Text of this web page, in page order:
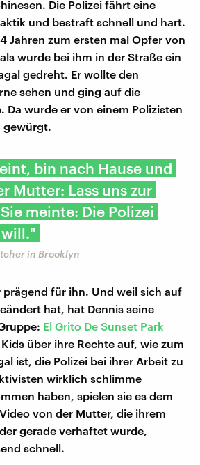
Die Polizei fährt eine
und bestraft schnell und hart.
Jahren zum ersten mal Opfer von
wurde bei ihm in der Straße ein
gedreht. Er wollte den
sehen und ging auf die
Da wurde er von einem Polizisten
gewürgt.
bin nach Hause und
Mutter: Lass uns zur
meinte: Die Polizei
will."
in Brooklyn
prägend für ihn. Und weil sich auf
hat, hat Dennis seine
El Grito De Sunset Park
über ihre Rechte auf, wie zum
ist, die Polizei bei ihrer Arbeit zu
wirklich schlimme
haben, spielen sie es dem
von der Mutter, die ihrem
gerade verhaftet wurde,
schnell.